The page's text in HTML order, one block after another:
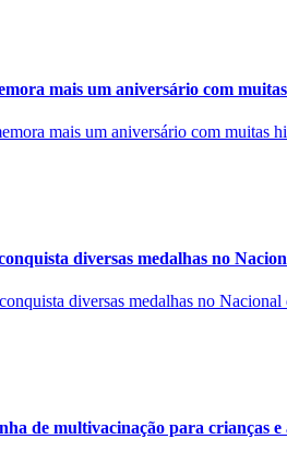
mais um aniversário com
diversas medalhas no
de multivacinação para crianças e